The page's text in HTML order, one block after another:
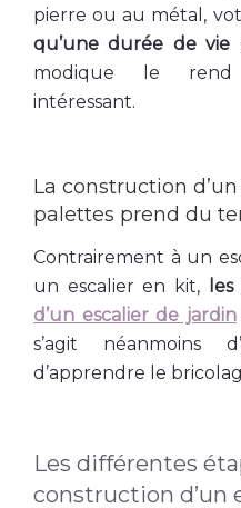
pierre ou au métal,
qu’une durée de vie
modique le rend
intéressant.
La construction
palettes prend du
Contrairement à un
un escalier en kit,
d’un escalier de jardin
s’agit néanmoins
d’apprendre le
Les différentes
construction d’un